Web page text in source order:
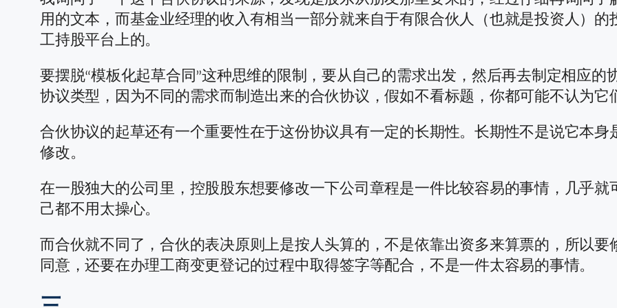
用的文本，而基金业经理的收入有相当一部分就来自于有限合伙人（也就是投资人）
工持股平台上的。
要摆脱“模板化起草合同”这种思维的限制，要从自己的需求出发，然后再去制定相应
协议类型，因为不同的需求而制造出来的合伙协议，假如不看标题，你都可能不认为
合伙协议的起草还有一个重要性在于这份协议具有一定的长期性。长期性不是说它本
修改。
在一股独大的公司里，控股股东想要修改一下公司章程是一件比较容易的事情，几乎
己都不用太操心。
而合伙就不同了，合伙的表决原则上是按人头算的，不是依靠出资多来算票的，所以
同意，还要在办理工商变更登记的过程中取得签字等配合，不是一件太容易的事情。